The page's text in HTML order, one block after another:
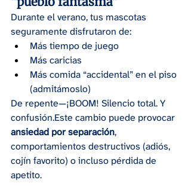
Durante el verano, tus mascotas
seguramente disfrutaron de:
Más tiempo de juego
Más caricias
Más comida “accidental” en el piso
(admitámoslo)
De repente—¡BOOM! Silencio total. Y
confusión.Este cambio puede provocar
ansiedad por separación,
comportamientos destructivos (adiós,
cojín favorito) o incluso pérdida de
apetito.